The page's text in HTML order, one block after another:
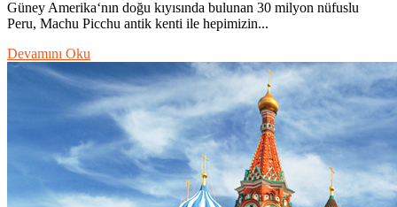
Güney Amerika‘nın doğu kıyısında bulunan 30 milyon nüfuslu
Peru, Machu Picchu antik kenti ile hepimizin...
Devamını Oku